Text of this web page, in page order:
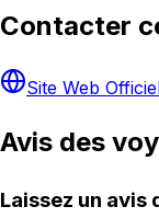
Contacter
Site Web
Avis des
Laissez un avis